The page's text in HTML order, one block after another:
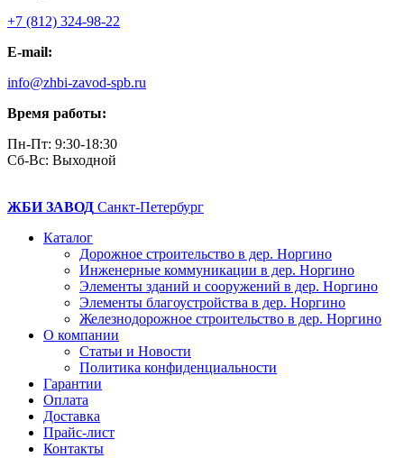
+7 (812) 324-98-22
E-mail:
info@zhbi-zavod-spb.ru
Время работы:
Пн-Пт: 9:30-18:30
Cб-Вс: Выходной
ЖБИ ЗАВОД Санкт-Петербург
Каталог
Дорожное строительство в дер. Норгино
Инженерные коммуникации в дер. Норгино
Элементы зданий и сооружений в дер. Норгино
Элементы благоустройства в дер. Норгино
Железнодорожное строительство в дер. Норгино
О компании
Статьи и Новости
Политика конфиденциальности
Гарантии
Оплата
Доставка
Прайс-лист
Контакты